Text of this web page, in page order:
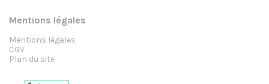
Mentions légales
Mentions légales
CGV
Plan du site